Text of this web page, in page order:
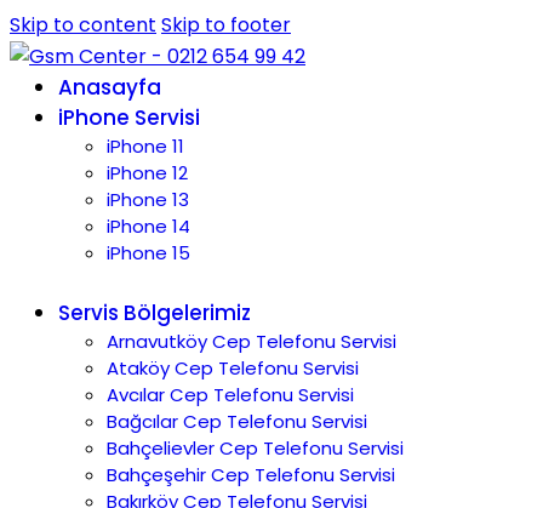
Skip to content Skip to footer
Anasayfa
iPhone Servisi
iPhone 11
iPhone 12
iPhone 13
iPhone 14
iPhone 15
Servis Bölgelerimiz
Arnavutköy Cep Telefonu Servisi
Ataköy Cep Telefonu Servisi
Avcılar Cep Telefonu Servisi
Bağcılar Cep Telefonu Servisi
Bahçelievler Cep Telefonu Servisi
Bahçeşehir Cep Telefonu Servisi
Bakırköy Cep Telefonu Servisi